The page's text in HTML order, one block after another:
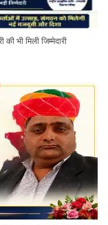
भी मिली जिम्मेदारी